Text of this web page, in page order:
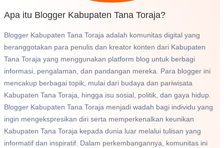
Apa itu Blogger Kabupaten Tana Toraja?
Blogger Kabupaten Tana Toraja adalah komunitas digital yang
beranggotakan para penulis dan kreator konten dari Kabupaten
Tana Toraja yang menggunakan platform blog untuk berbagi
informasi, pengalaman, dan pandangan mereka. Para blogger ini
mencakup berbagai topik, mulai dari budaya dan pariwisata
Kabupaten Tana Toraja, hingga isu sosial, politik, dan gaya hidup.
Blogger Kabupaten Tana Toraja menjadi wadah bagi individu yang
ingin mengekspresikan diri serta memperkenalkan keunikan
Kabupaten Tana Toraja kepada dunia luar melalui tulisan yang
informatif dan inspiratif. Dalam perkembangannya, komunitas ini